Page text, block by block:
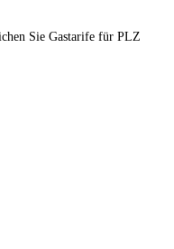
Sie Gastarife für PLZ